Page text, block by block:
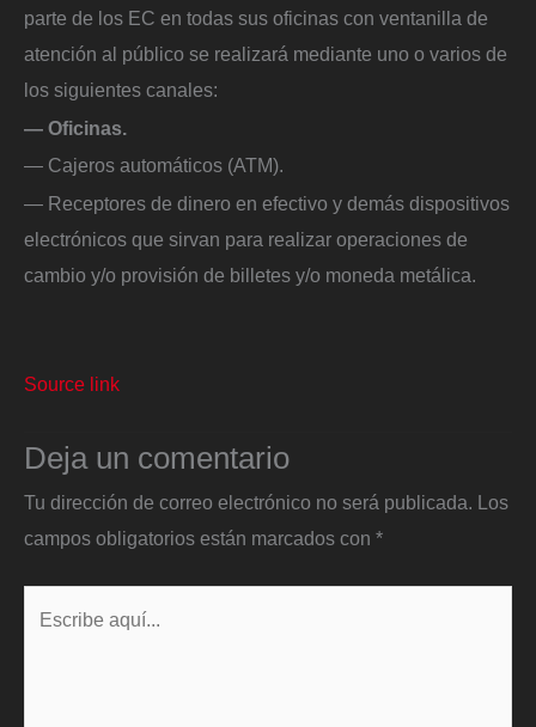
parte de los EC en todas sus oficinas con ventanilla de
atención al público se realizará mediante uno o varios de
los siguientes canales:
— Oficinas.
— Cajeros automáticos (ATM).
— Receptores de dinero en efectivo y demás dispositivos
electrónicos que sirvan para realizar operaciones de
cambio y/o provisión de billetes y/o moneda metálica.
Source link
Deja un comentario
Tu dirección de correo electrónico no será publicada. Los
campos obligatorios están marcados con *